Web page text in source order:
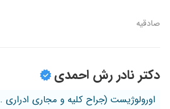
صادقیه
دکتر نادر رش احمدی
اورولوژیست (جراح کلیه و مجاری ادراری